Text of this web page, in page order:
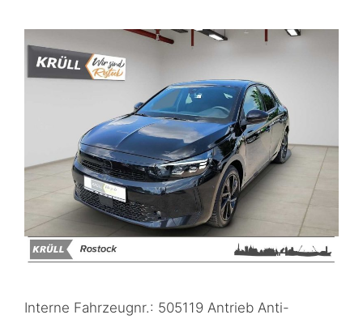
Interne Fahrzeugnr.: 505119 Antrieb Anti-